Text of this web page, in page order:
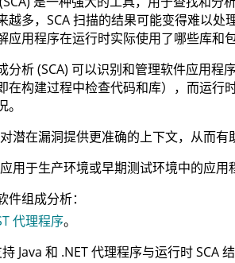
越多，SCA 扫描的结果可能变得难以
应用程序在运行时实际使用了哪些库和包
分析 (SCA) 可以识别和管理软件应用程
在构建过程中检查代码和库），而运行
潜在漏洞提供更准确的上下文，从而有
用于生产环境或早期测试环境中的应用
组成分析：
代理程序。
Java 和 .NET 代理程序与运行时 SCA 结